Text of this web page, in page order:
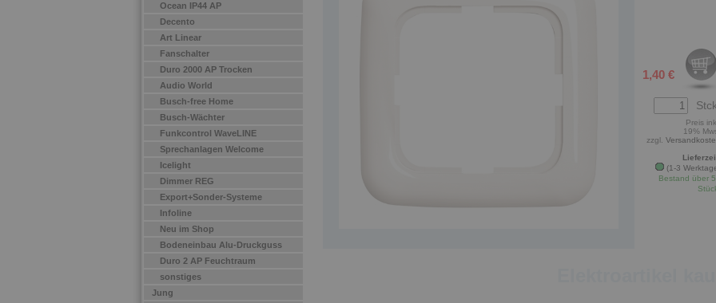
Ocean IP44 AP
Decento
Art Linear
Fanschalter
Duro 2000 AP Trocken
Audio World
Busch-free Home
Busch-Wächter
Funkcontrol WaveLINE
Sprechanlagen Welcome
Icelight
Dimmer REG
Export+Sonder-Systeme
Infoline
Neu im Shop
Bodeneinbau Alu-Druckguss
Duro 2 AP Feuchtraum
sonstiges
Jung
1,40 €
Preis
19%
zzgl.
(1-3
Bestand über